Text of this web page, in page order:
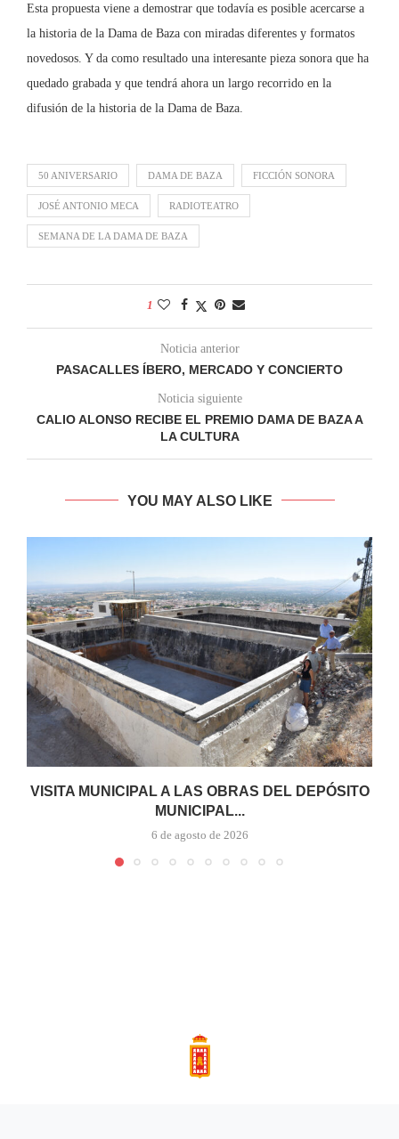
Esta propuesta viene a demostrar que todavía es posible acercarse a
la historia de la Dama de Baza con miradas diferentes y formatos
novedosos. Y da como resultado una interesante pieza sonora que ha
quedado grabada y que tendrá ahora un largo recorrido en la
difusión de la historia de la Dama de Baza.
50 ANIVERSARIO DAMA DE BAZA FICCIÓN SONORA
JOSÉ ANTONIO MECA RADIOTEATRO
SEMANA DE LA DAMA DE BAZA
1
Noticia anterior
PASACALLES ÍBERO, MERCADO Y CONCIERTO
Noticia siguiente
CALIO ALONSO RECIBE EL PREMIO DAMA DE BAZA A
LA CULTURA
YOU MAY ALSO LIKE
VISITA MUNICIPAL A LAS OBRAS DEL DEPÓSITO
MUNICIPAL...
6 de agosto de 2026